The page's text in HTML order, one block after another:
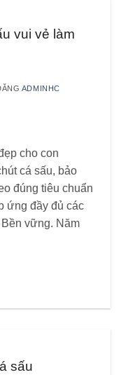
vui vẻ làm
ADMINHC
cho con
cá sấu, bảo
đúng tiêu chuẩn
ứng đầy đủ các
vững. Năm
sấu